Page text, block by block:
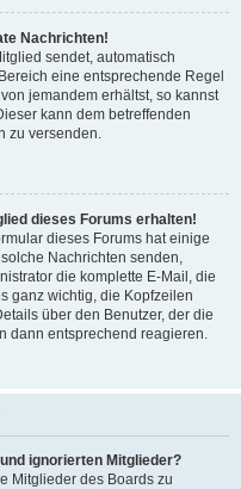
Nachrichten!
sendet, automatisch
eine entsprechende Regel
jemandem erhältst, so kannst
kann dem betreffenden
zu versenden.
dieses Forums erhalten!
dieses Forums hat einige
Nachrichten senden,
die komplette E-Mail, die
ganz wichtig, die Kopfzeilen
über den Benutzer, der die
dann entsprechend reagieren.
ignorierten Mitglieder?
Mitglieder des Boards zu